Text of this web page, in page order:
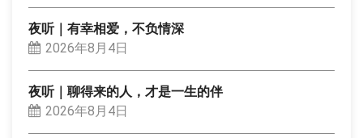
夜听｜有幸相爱，不负情深
2026年8月4日
夜听｜聊得来的人，才是一生的伴
2026年8月4日